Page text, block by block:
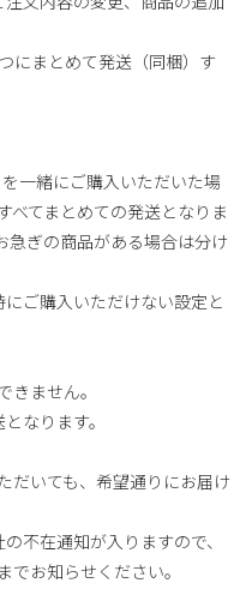
にまとめて発送（同梱）す
一緒にご購入いただいた場
べてまとめての発送となりま
急ぎの商品がある場合は分け
ご購入いただけない設定と
ません。
なります。
だいても、希望通りにお届け
不在通知が入りますので、
お知らせください。